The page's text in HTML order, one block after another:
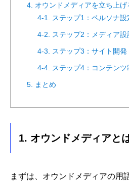
4. オウンドメディアを立ち上
4-1. ステップ1：ペルソナ設
4-2. ステップ2：メディア設
4-3. ステップ3：サイト開発
4-4. ステップ4：コンテンツ
5. まとめ
1. オウンドメディアと
まずは、オウンドメディアの用